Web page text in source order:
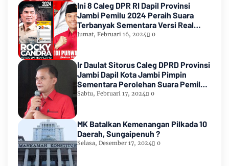
Ini 8 Caleg DPR RI Dapil Provinsi
Jambi Pemilu 2024 Peraih Suara
Terbanyak Sementara Versi Real
Count KPU RI
Jumat, Februari 16, 2024 0
Ir Daulat Sitorus Caleg DPRD Provinsi
Jambi Dapil Kota Jambi Pimpin
Sementara Perolehan Suara Pemilu
2024
Sabtu, Februari 17, 2024 0
MK Batalkan Kemenangan Pilkada 10
Daerah, Sungaipenuh ?
Selasa, Desember 17, 2024 0